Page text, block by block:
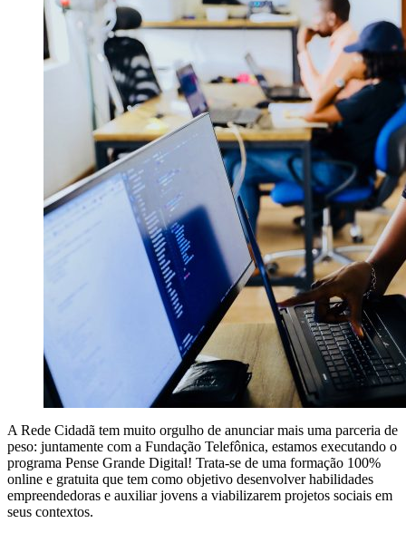
A Rede Cidadã tem muito orgulho de anunciar mais uma parceria de
peso: juntamente com a Fundação Telefônica, estamos executando o
programa Pense Grande Digital! Trata-se de uma formação 100%
online e gratuita que tem como objetivo desenvolver habilidades
empreendedoras e auxiliar jovens a viabilizarem projetos sociais em
seus contextos.